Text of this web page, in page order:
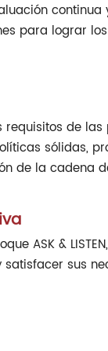
continua
para lograr
requisitos de
sólidas,
de la cadena
ASK &
sus